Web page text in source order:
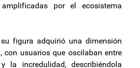
amplificadas por el ecosistema
figura adquirió una dimensión
con usuarios que oscilaban entre
la incredulidad, describiéndola